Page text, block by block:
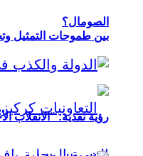
بين طموحات التمثيل
الصومال؟
رؤية نقدية: “الانقلاب